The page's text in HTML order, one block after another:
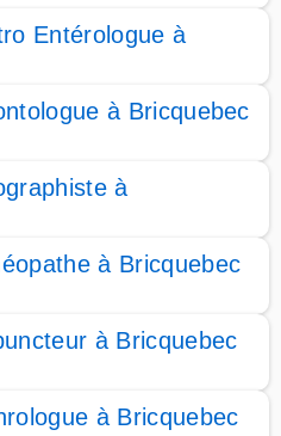
Entérologue à
à Bricquebec
à
à Bricquebec
à Bricquebec
à Bricquebec